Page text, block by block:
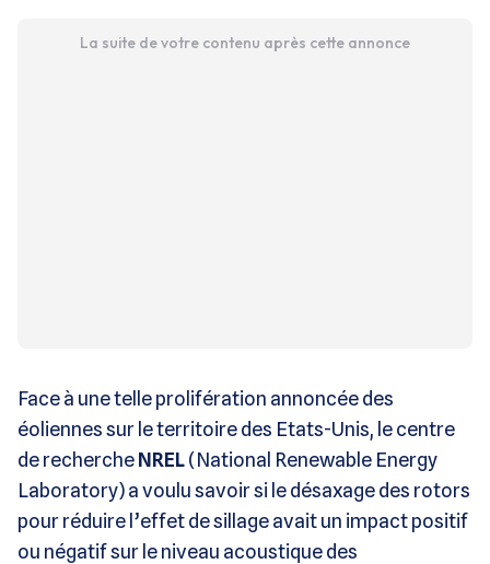
La suite de votre contenu après cette annonce
Face à une telle prolifération annoncée des
éoliennes sur le territoire des Etats-Unis, le centre
de rechercheNREL(National Renewable Energy
Laboratory) a voulu savoir si le désaxage des rotors
pour réduire l’effet de sillage avait un impact positif
ou négatif sur le niveau acoustique des